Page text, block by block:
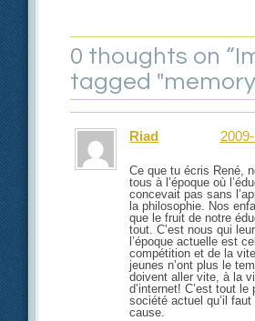
0 thoughts on “
tagged
Riad
Ce que tu écris René,
tous à l’époque où
concevait pas sans
la philosophie. Nos
que le fruit de notre
tout. C’est nous qui
l’époque actuelle est
compétition et de la
jeunes n’ont plus le
doivent aller vite, à la
d’internet! C’est tout le
société actuel qu’il
cause.